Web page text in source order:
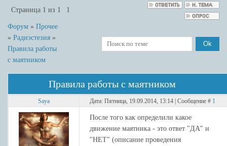
Страница 1 из 1 1
Форум » Прочее
» Радиэстезия »
Правила работы
с маятником
Правила работы с маятником
Saya Дата: Пятница, 19.09.2014, 13:14 | Сообщение # 1
После того как определили какое
движение маятника - это ответ "ДА" и
"НЕТ" (описание проведения